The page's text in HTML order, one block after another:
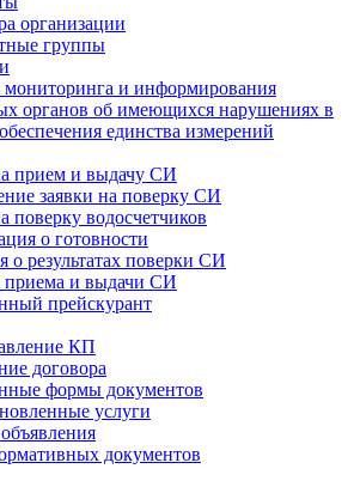
организации
группы
мониторинга и информирования
органов об имеющихся нарушениях в
единства измерений
прием и выдачу СИ
заявки на поверку СИ
поверку водосчетчиков
о готовности
о результатах поверки СИ
приема и выдачи СИ
прейскурант
КП
договора
формы документов
услуги
документов